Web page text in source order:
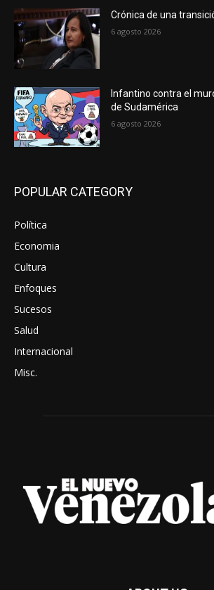
Crónica de una
6 agosto 2026
Infantino contra el
de Sudamérica
6 agosto 2026
POPULAR CATEGORY
Política
Economia
Cultura
Enfoques
Sucesos
Salud
Internacional
Misc.